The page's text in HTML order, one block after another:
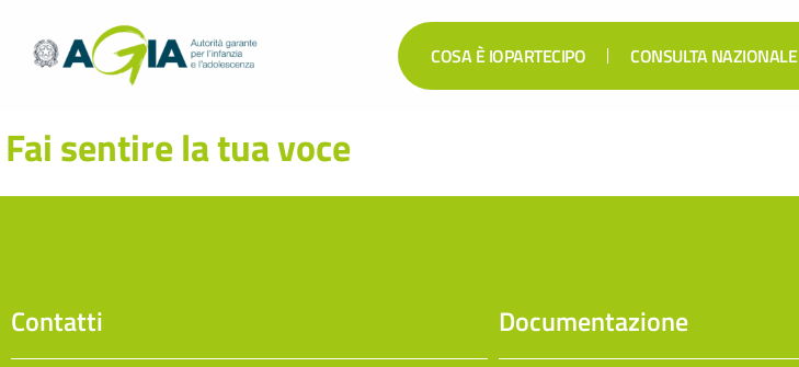
COSA È IOPARTECIPO CONSULTA NAZIONALE
Fai sentire la tua voce
Contatti​ Documentazione